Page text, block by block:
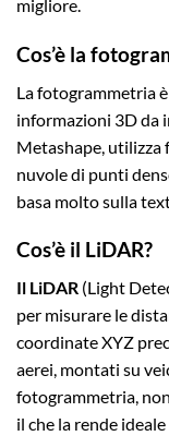
migliore.
Cos’è la
La fotogrammetria
informazioni 3D da
Metashape,
nuvole di punti
basa molto sulla
Cos’è il LiDAR?
Il LiDAR (Light
per misurare le
coordinate XYZ
aerei, montati su
fotogrammetria,
il che la rende